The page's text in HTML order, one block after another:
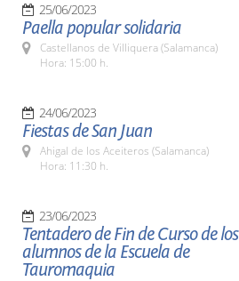
25/06/2023
Paella popular solidaria
Castellanos de Villiquera (Salamanca)
Hora: 15:00 h.
24/06/2023
Fiestas de San Juan
Ahigal de los Aceiteros (Salamanca)
Hora: 11:30 h.
23/06/2023
Tentadero de Fin de Curso de los
alumnos de la Escuela de
Tauromaquia